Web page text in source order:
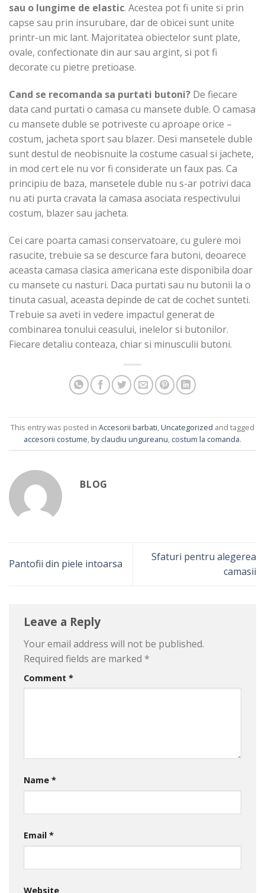
sau o lungime de elastic. Acestea pot fi unite si prin
capse sau prin insurubare, dar de obicei sunt unite
printr-un mic lant. Majoritatea obiectelor sunt plate,
ovale, confectionate din aur sau argint, si pot fi
decorate cu pietre pretioase.
Cand se recomanda sa purtati butoni? De fiecare
data cand purtati o camasa cu mansete duble. O camasa
cu mansete duble se potriveste cu aproape orice –
costum, jacheta sport sau blazer. Desi mansetele duble
sunt destul de neobisnuite la costume casual si jachete,
in mod cert ele nu vor fi considerate un faux pas. Ca
principiu de baza, mansetele duble nu s-ar potrivi daca
nu ati purta cravata la camasa asociata respectivului
costum, blazer sau jacheta.
Cei care poarta camasi conservatoare, cu gulere moi
rasucite, trebuie sa se descurce fara butoni, deoarece
aceasta camasa clasica americana este disponibila doar
cu mansete cu nasturi. Daca purtati sau nu butonii la o
tinuta casual, aceasta depinde de cat de cochet sunteti.
Trebuie sa aveti in vedere impactul generat de
combinarea tonului ceasului, inelelor si butonilor.
Fiecare detaliu conteaza, chiar si minusculii butoni.
This entry was posted in Accesorii barbati,Uncategorized and tagged
accesorii costume,by claudiu ungureanu, costum la comanda.
BLOG
Pantofii din piele intoarsa
Sfaturi pentru alegerea
camasii
Leave a Reply
Your email address will not be published.
Required fields are marked *
Comment *
Name *
Email *
Website